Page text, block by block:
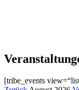
[tribe_events